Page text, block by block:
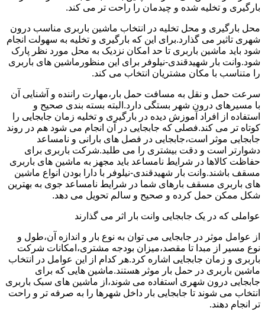
بارگیری و تخلیه شده و چیدمان را راحت تر می کند.
محل بارگیری و محل تخلیه در انتخاب ماشین باربری مناسب درون
شهری تاثیر می گذارد.برای این که بارگیری و تخلیه به سهولت انجام
شود باید ماشین باربری تا حد امکان نزدیک به محل مورد نظر پارک
شود.وانت بار شهیدقندی-نیلوفر برای این منظورماشین های باربری
را متناسب با مکان مشتریان انتخاب می کند.
سرعت حمل و نقل به مسافت حمل بار،مهارت راننده و آشنایی آن
با مسیرهای درون شهر بستگی دارد.البته بسته بندی صحیح و
استفاده از افراد آموزش دیده در بارگیری و تخلیه زمان جابجایی را
کوتاه تر می کند.فصلی که جابجایی در آن انجام می شود هم در روند
جابجایی موثر است،جابجایی در فصل های بارانی و نامساعد
دشوارتر است و دقت بیشتری را می طلبد.شرکت باربری برای
حفاظت کالاها در شرایط نامساعد باید مجهز به ماشین های باربری
مسقف باشند.وانت بار شهیدقندی-نیلوفر با دارا بودن انواع ماشین
های باربری مسقف بارهای شما در شرایط نامساعد جوی به بهترین
شکل ممکن حمل کرده و صحیح و سالم تحویل می دهد.
عواملی که در یک جابجایی وانت بار اثر می گذارند
از عوامل موثر در جابجایی می توان به نوع بار و اندازه آن،طول و
نوع مسیر از مبدا تا مقصد،میزان بودجه مشتری،امکانات شرکت
باربری و زمان جابجایی اشاره کرد.هر کدام از این عوامل در انتخاب
ماشین باربری در حمل بار موثر هستند.ماشین هایی که برای
جابجایی درون شهری استفاده می شوند،از ماشین های سبک باربری
انتخاب می شوند تا جابجایی بار داخل شهرها را به صرفه تر و راحت
تر انجام دهند.